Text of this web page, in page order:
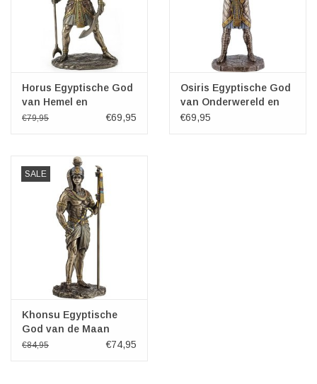
Horus Egyptische God
van Hemel en
Koningschap
€79,95 €69,95
Osiris Egyptische God
van Onderwereld en
Mummies
€69,95
SALE
Khonsu Egyptische
God van de Maan
€84,95 €74,95